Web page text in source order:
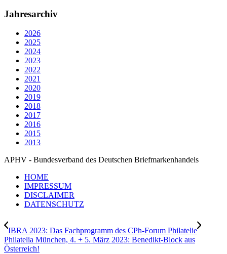
Jahresarchiv
2026
2025
2024
2023
2022
2021
2020
2019
2018
2017
2016
2015
2013
APHV - Bundesverband des Deutschen Briefmarkenhandels
HOME
IMPRESSUM
DISCLAIMER
DATENSCHUTZ
IBRA 2023: Das Fachprogramm des CPh-Forum Philatelie
Philatelia München, 4. + 5. März 2023: Benedikt-Block aus
Österreich!